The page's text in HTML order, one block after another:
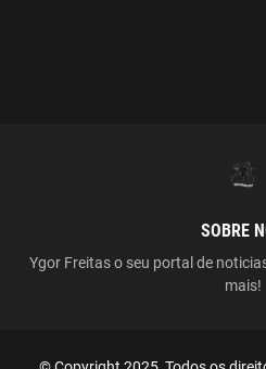
SOBRE
Ygor Freitas o seu portal de
mais!